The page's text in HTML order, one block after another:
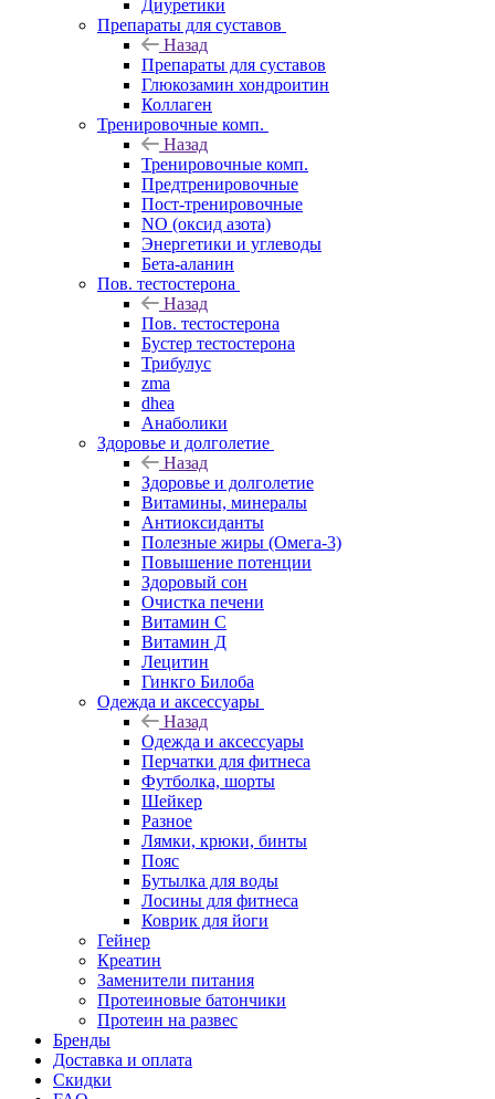
Диуретики
Препараты для суставов
Назад
Препараты для суставов
Глюкозамин хондроитин
Коллаген
Тренировочные комп.
Назад
Тренировочные комп.
Предтренировочные
Пост-тренировочные
NO (оксид азота)
Энергетики и углеводы
Бета-аланин
Пов. тестостерона
Назад
Пов. тестостерона
Бустер тестостерона
Трибулус
zma
dhea
Анаболики
Здоровье и долголетие
Назад
Здоровье и долголетие
Витамины, минералы
Антиоксиданты
Полезные жиры (Омега-3)
Повышение потенции
Здоровый сон
Очистка печени
Витамин С
Витамин Д
Лецитин
Гинкго Билоба
Одежда и аксессуары
Назад
Одежда и аксессуары
Перчатки для фитнеса
Футболка, шорты
Шейкер
Разное
Лямки, крюки, бинты
Пояс
Бутылка для воды
Лосины для фитнеса
Коврик для йоги
Гейнер
Креатин
Заменители питания
Протеиновые батончики
Протеин на развес
Бренды
Доставка и оплата
Скидки